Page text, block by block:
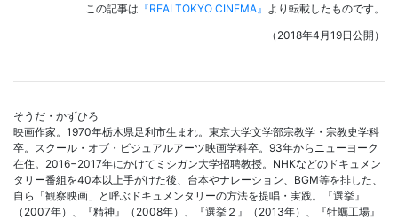
この記事は 『REALTOKYO CINEMA』 より転載したものです。
（2018年4月19日公開）
そうだ・かずひろ
映画作家。1970年栃木県足利市生まれ。東京大学文学部宗教学・宗教史学科
卒。スクール・オブ・ビジュアルアーツ映画学科卒。93年からニューヨーク
在住。2016−2017年にかけてミシガン大学招聘教授。NHKなどのドキュメン
タリー番組を40本以上手がけた後、台本やナレーション、BGM等を排した、
自ら「観察映画」と呼ぶドキュメンタリーの方法を提唱・実践。『選挙』
（2007年）、『精神』（2008年）、『選挙２』（2013年）、『牡蠣工場』